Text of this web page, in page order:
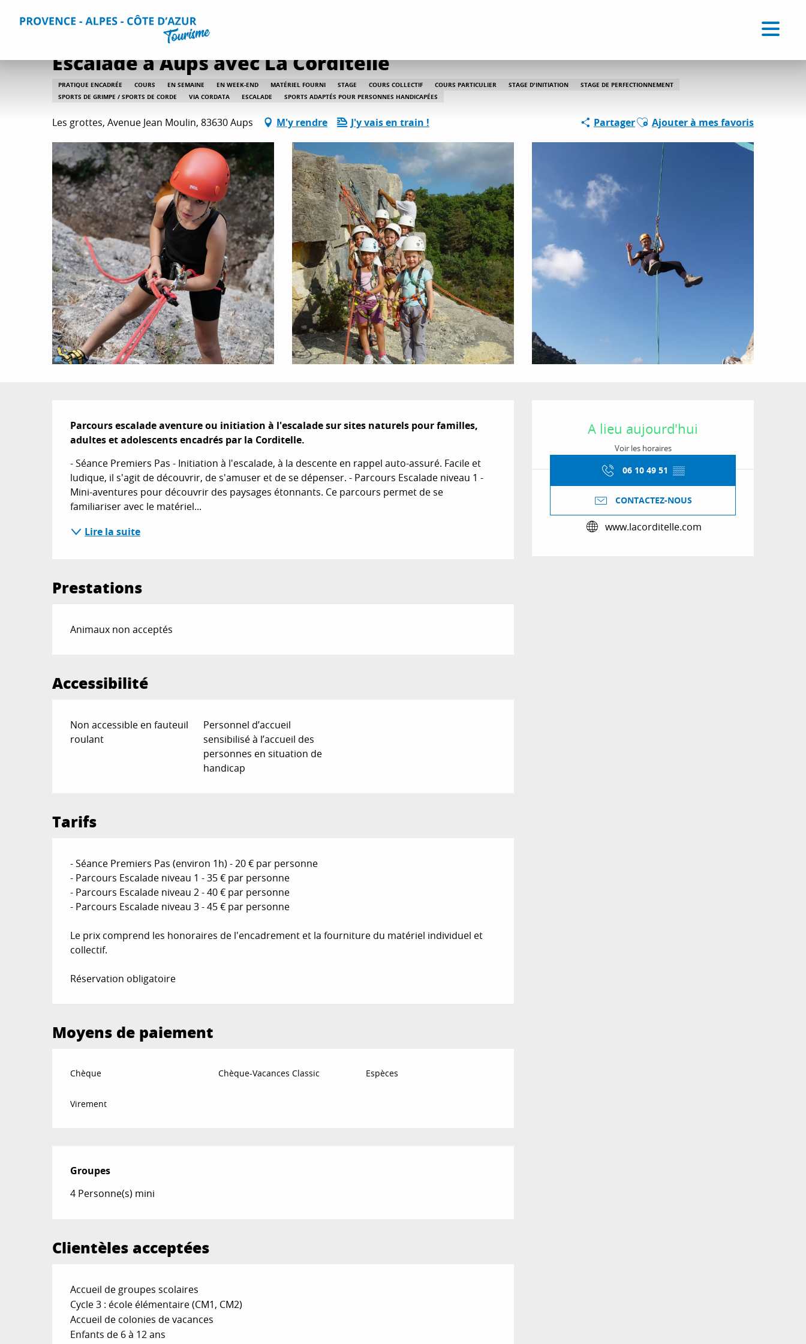
Accueil Que faire ? Toutes les activités
Escalade à Aups avec La Corditelle
PRATIQUE ENCADRÉE COURS EN SEMAINE EN WEEK-END MATÉRIEL FOURNI STAGE COURS COLLECTIF COURS PARTICULIER STAGE D'INITIATION
STAGE DE PERFECTIONNEMENT
SPORTS DE GRIMPE / SPORTS DE CORDE
VIA CORDATA ESCALADE SPORTS ADAPTÉS POUR PERSONNES HANDICAPÉES
Les grottes, Avenue Jean Moulin, 83630 Aups M'y rendre J'y vais en train ! PartagerAjouter aux favoris
Ajouter à mes favoris
Ouverture et
A lieu aujourd'hui
Voir les horaires
06 10 49 51 ▒▒
CONTACTEZ-NOUS
www.lacorditelle.com
Description
Parcours escalade aventure ou initiation à l'escalade sur sites naturels pour familles,
adultes et adolescents encadrés par la Corditelle.
- Séance Premiers Pas - Initiation à l'escalade, à la descente en rappel auto-assuré. Facile et
ludique, il s'agit de découvrir, de s'amuser et de se dépenser. - Parcours Escalade niveau 1 -
Mini-aventures pour découvrir des paysages étonnants. Ce parcours permet de se
familiariser avec le matériel...
Lire la suite
Prestations
Animaux non acceptés
Accessibilité
Non accessible en fauteuil
roulant
Personnel d’accueil
sensibilisé à l’accueil des
personnes en situation de
handicap
Tarifs
- Séance Premiers Pas (environ 1h) - 20 € par personne
- Parcours Escalade niveau 1 - 35 € par personne
- Parcours Escalade niveau 2 - 40 € par personne
- Parcours Escalade niveau 3 - 45 € par personne
Le prix comprend les honoraires de l'encadrement et la fourniture du matériel individuel et
collectif.
Réservation obligatoire
Moyens de paiement
Chèque Chèque-Vacances Classic Espèces
Virement
Groupes
Groupes
4 Personne(s) mini
Clientèles acceptées
Accueil de groupes scolaires
Cycle 3 : école élémentaire (CM1, CM2)
Accueil de colonies de vacances
Enfants de 6 à 12 ans